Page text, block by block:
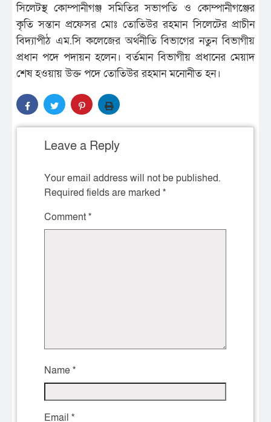
সিলেটস্থ কোম্পানীগঞ্জ সমিতির সভাপতি ও কোম্পানীগঞ্জের
কৃতি সন্তান প্রফেসর মোঃ তোতিউর রহমান সিলেটের প্রাচীন
বিদ্যাপীঠ এম.সি কলেজের অর্থনীতি বিভাগের নতুন বিভাগীয়
প্রধান পদে পদায়ন হলেন। বর্তমান বিভাগীয় প্রধানের মেয়াদ
শেষ হওয়ায় উক্ত পদে তোতিউর রহমান মনোনীত হন।
Leave a Reply
Your email address will not be published.
Required fields are marked *
Comment*
Name*
Email *